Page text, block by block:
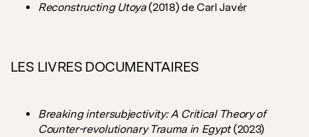
Reconstructing Utoya(2018) de Carl Javér
LES LIVRES DOCUMENTAIRES
Breaking intersubjectivity: A Critical Theory of
Counter-revolutionary Trauma in Egypt(2023)